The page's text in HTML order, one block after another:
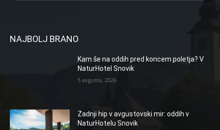
NAJBOLJ BRANO
Kam še na oddih pred koncem poletja? V
NaturHotel Snovik
5 avgusta, 2026
Zadnji hip v avgustovski mir: oddih v
NaturHotelu Snovik